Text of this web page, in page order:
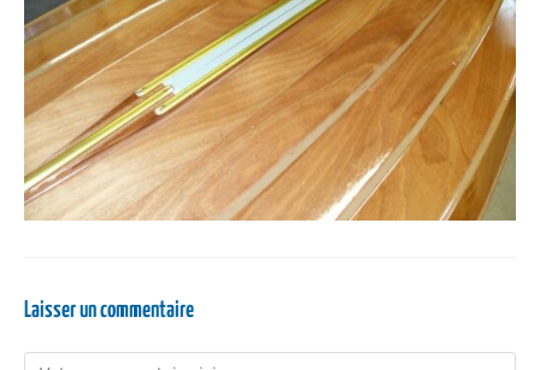
Laisser un commentaire